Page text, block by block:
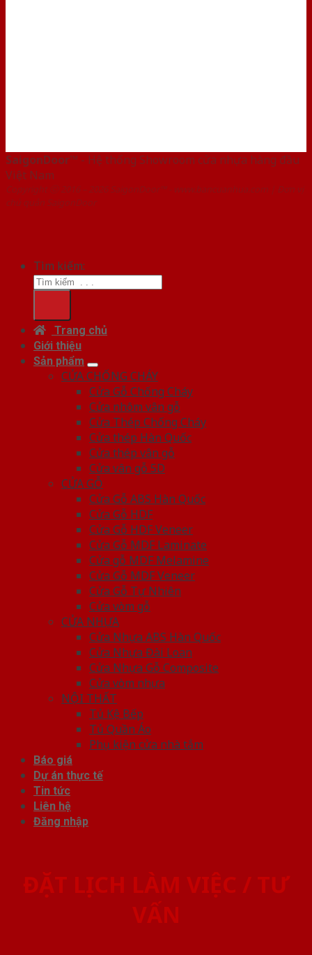
SaigonDoor™ - Hệ thống Showroom cửa nhựa hàng đầu
Việt Nam
Copyright ⓒ 2016 – 2026 SaigonDoor™ - www.bancuanhua.com | Đơn vị
chủ quản SaigonDoor
Tìm kiếm:
Trang chủ
Giới thiệu
Sản phẩm
CỬA CHỐNG CHÁY
Cửa Gỗ Chống Cháy
Cửa nhôm vân gỗ
Cửa Thép Chống Cháy
Cửa thép Hàn Quốc
Cửa thép vân gỗ
Cửa vân gỗ 5D
CỬA GỖ
Cửa Gỗ ABS Hàn Quốc
Cửa Gỗ HDF
Cửa Gỗ HDF Veneer
Cửa Gỗ MDF Laminate
Cửa gỗ MDF Melamine
Cửa Gỗ MDF Veneer
Cửa Gỗ Tự Nhiên
Cửa vòm gỗ
CỬA NHỰA
Cửa Nhựa ABS Hàn Quốc
Cửa Nhựa Đài Loan
Cửa Nhựa Gỗ Composite
Cửa vòm nhựa
NỘI THẤT
Tủ Kệ Bếp
Tủ Quần Áo
Phụ kiện cửa nhà tắm
Báo giá
Dự án thực tế
Tin tức
Liên hệ
Đăng nhập
ĐẶT LỊCH LÀM VIỆC / TƯ
VẤN